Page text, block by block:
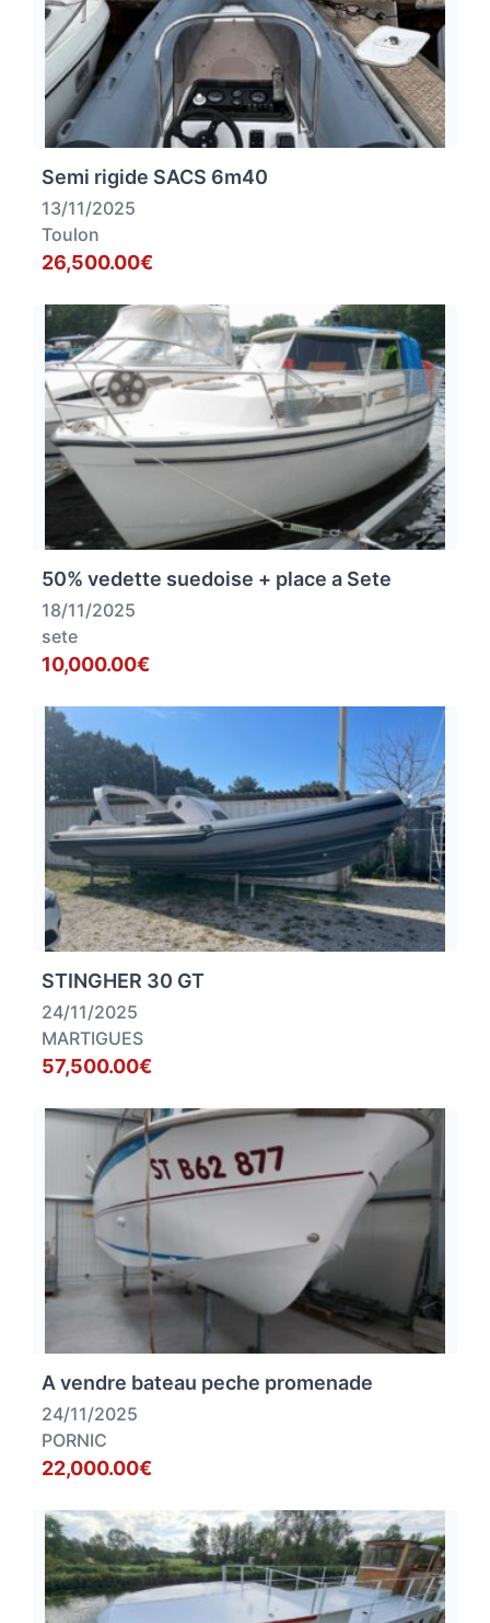
Semi rigide SACS 6m40
13/11/2025
Toulon
26,500.00€
50% vedette suedoise + place a Sete
18/11/2025
sete
10,000.00€
STINGHER 30 GT
24/11/2025
MARTIGUES
57,500.00€
A vendre bateau peche promenade
24/11/2025
PORNIC
22,000.00€